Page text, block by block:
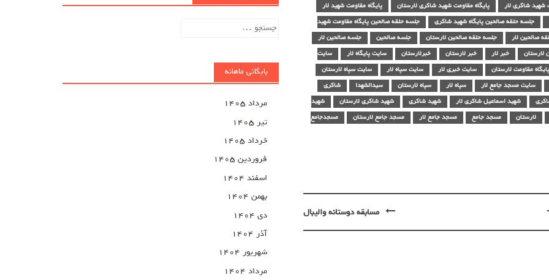
شهید شاکری لار پایگاه مقاومت شهید شاکری لارستان پایگاه مقاومت شهید لار
جلسه حلقه صالحین پایگاه شهید شاکری جلسه حلقه صالحین پایگاه مقاومت شهید
صالحین لار جلسه حلقه صالحین لارستان جلسه صالحین جلسه صالحین لار
لارستان خبر لار خبر لارستان خبرلارستان سایت پایگاه لار سایت
مقاومت لارستان سایت خبری لار سایت سپاه لار سایت سپاه لارستان
سایت مسجد جامع لار سپاه لار سپاه لارستان سیدالشهدا شاکری
شهید اسماعیل شاکری لار شهید شاکری شهید شاکری لارستان شهید
لارستان مسجد جامع مسجد جامع لار مسجد جامع لارستان مسجدجامع
مسابقه دوستانه والیبال
جستجو
بایگانی ماهانه
مرداد ۱۴۰۵
تیر ۱۴۰۵
خرداد ۱۴۰۵
فروردین ۱۴۰۵
اسفند ۱۴۰۴
بهمن ۱۴۰۴
دی ۱۴۰۴
آذر ۱۴۰۴
شهریور ۱۴۰۴
مرداد ۱۴۰۴